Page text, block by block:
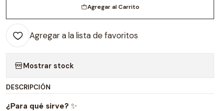
Agregar al Carrito
Agregar a la lista de favoritos
Mostrar stock
DESCRIPCIÓN
¿Para qué sirve? ✨